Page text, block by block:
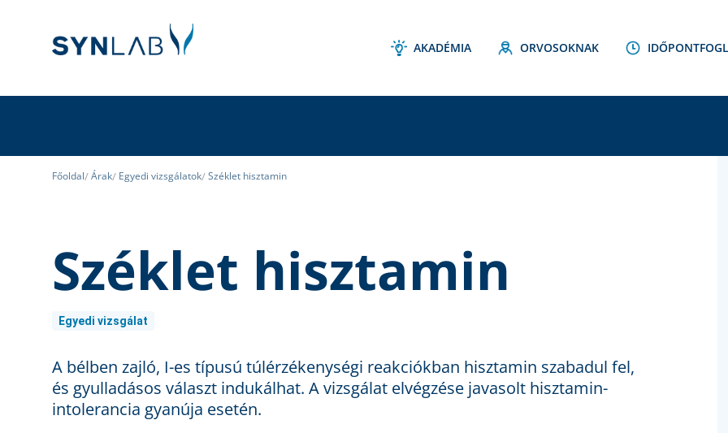
AKADÉMIA ORVOSOKNAK
Főoldal Árak Egyedi vizsgálatok Széklet hisztamin
Széklet hisztamin
Egyedi vizsgálat
A bélben zajló, I-es típusú túlérzékenységi reakciókban hisztamin szabadul fel,
és gyulladásos választ indukálhat. A vizsgálat elvégzése javasolt hisztamin-
intolerancia gyanúja esetén.